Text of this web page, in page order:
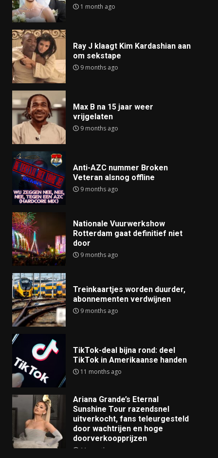
1 month ago
Ray J klaagt Kim Kardashian aan
om sekstape
9 months ago
Max B na 15 jaar weer
vrijgelaten
9 months ago
Anti-AZC nummer Broken
Veteran alsnog offline
9 months ago
Nationale Vuurwerkshow
Rotterdam gaat definitief niet
door
9 months ago
Treinkaartjes worden duurder,
abonnementen verdwijnen
9 months ago
TikTok-deal bijna rond: deel
TikTok in Amerikaanse handen
11 months ago
Ariana Grande’s Eternal
Sunshine Tour razendsnel
uitverkocht, fans teleurgesteld
door wachtrijen en hoge
doorverkoopprijzen
11 months ago